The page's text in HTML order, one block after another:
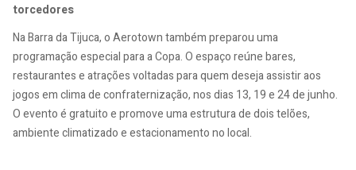
torcedores
Na Barra da Tijuca, o Aerotown também preparou uma
programação especial para a Copa. O espaço reúne bares,
restaurantes e atrações voltadas para quem deseja assistir aos
jogos em clima de confraternização, nos dias 13, 19 e 24 de junho.
O evento é gratuito e promove uma estrutura de dois telões,
ambiente climatizado e estacionamento no local.